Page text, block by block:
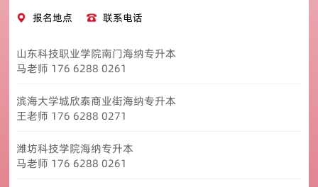
报名地点 联系电话
山东科技职业学院南门海纳专升本
马老师 176 6288 0261
滨海大学城欣泰商业街海纳专升本
王老师 176 6288 0271
潍坊科技学院海纳专升本
马老师 176 6288 0261